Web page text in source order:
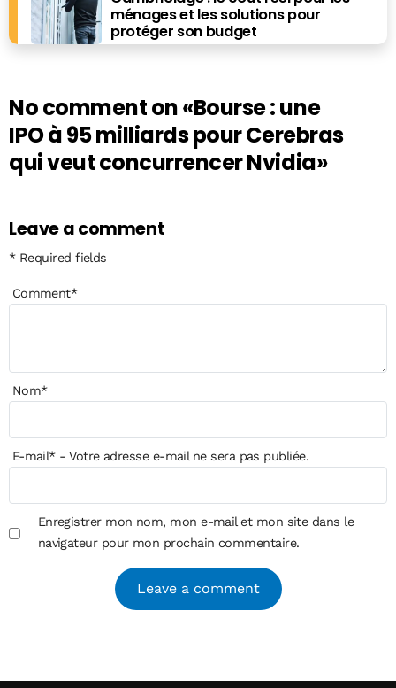
ménages et les solutions pour
protéger son budget
No comment on«Bourse : une
IPO à 95 milliards pour Cerebras
qui veut concurrencer Nvidia»
Leave a comment
* Required fields
Comment*
Nom*
E-mail*- Votre adresse e-mail ne sera pas publiée.
Enregistrer mon nom, mon e-mail et mon site dans le
navigateur pour mon prochain commentaire.